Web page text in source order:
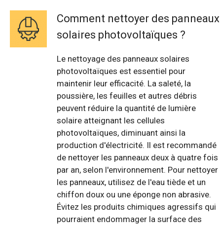
Comment nettoyer des panneaux
solaires photovoltaïques ?
Le nettoyage des panneaux solaires
photovoltaïques est essentiel pour
maintenir leur efficacité. La saleté, la
poussière, les feuilles et autres débris
peuvent réduire la quantité de lumière
solaire atteignant les cellules
photovoltaïques, diminuant ainsi la
production d'électricité. Il est recommandé
de nettoyer les panneaux deux à quatre fois
par an, selon l'environnement. Pour nettoyer
les panneaux, utilisez de l'eau tiède et un
chiffon doux ou une éponge non abrasive.
Évitez les produits chimiques agressifs qui
pourraient endommager la surface des